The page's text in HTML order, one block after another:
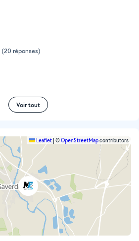
(20 réponses)
Voir tout
Leaflet ©OpenStreetMapcontributors